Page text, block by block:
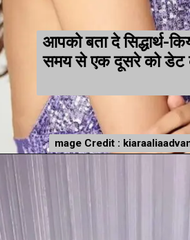
mage Credit :
आपको बता दे सिद्धार्थ-
समय से एक दूसरे को डेट